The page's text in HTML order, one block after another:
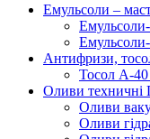
Емульсоли –
Антифризи,
Тосол А-40
Оливи
Оливи
Оливи